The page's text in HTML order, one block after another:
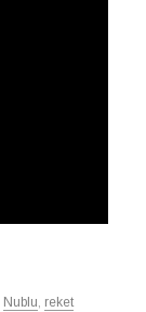
Nublu, reket